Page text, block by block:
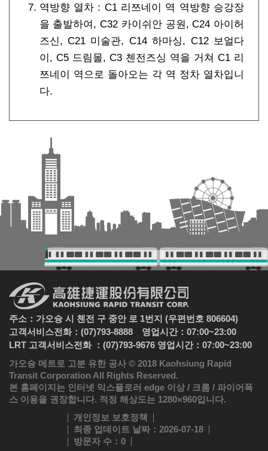
역방향 열차 : C1 리쯔네이 역 역방향 승강장
을 출발하여, C32 카이쉬안 공원, C24 아이허
즈신, C21 미술관, C14 하마싱, C12 보얼다
이, C5 드림몰, C3 첸전즈싱 역을 거쳐 C1 리
쯔네이 역으로 돌아오는 각 역 정차 열차입니
다.
주소：가오슝 시 첸전 구 중안 로 1번지 (우편번호 806604)
고객서비스전화：(07)793-8888 영업시간：07:00~23:00
LRT 고객서비스전화 ：(07)793-9676 영업시간：07:00~23:00
가오슝 메트로 고분 유한 공사 © 2018 Kaohsiung Rapid
Transit Corporation All Rights Reserved.
본 홈페이지는 인터넷 익스플로러 edge 이상 / 크롬 / 파이어폭
스 이용을 권장합니다. 적정 해상도는 1280×960입니다.
개인정보 보호정책
최종 업데이트 날짜 ：2026-07-18
방문자 수 ：0